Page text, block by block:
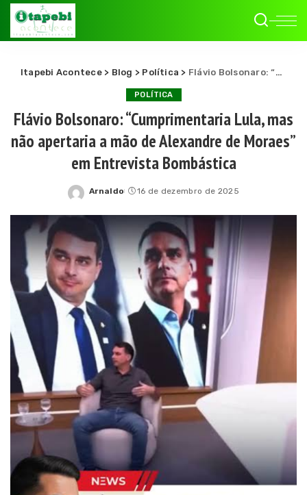
Itapebi Acontece> Blog > Política > Flávio Bolsonaro: “Cumprimentaria Lula, mas não apertaria a mão de Alexandre de Moraes” em Entrevista Bombástica
POLÍTICA
Flávio Bolsonaro: “Cumprimentaria Lula, mas
não apertaria a mão de Alexandre de Moraes”
em Entrevista Bombástica
Posted
Arnaldo 16 de dezembro de 2025